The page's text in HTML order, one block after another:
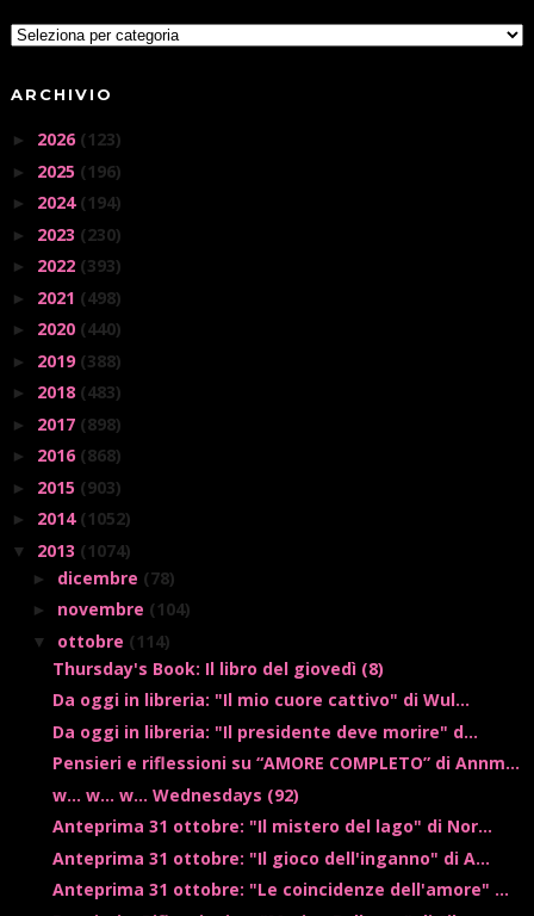
ARCHIVIO
► 2026 (123)
► 2025 (196)
► 2024 (194)
► 2023 (230)
► 2022 (393)
► 2021 (498)
► 2020 (440)
► 2019 (388)
► 2018 (483)
► 2017 (898)
► 2016 (868)
► 2015 (903)
► 2014 (1052)
▼ 2013 (1074)
► dicembre (78)
► novembre (104)
▼ ottobre (114)
Thursday's Book: Il libro del giovedì (8)
Da oggi in libreria: "Il mio cuore cattivo" di Wul...
Da oggi in libreria: "Il presidente deve morire" d...
Pensieri e riflessioni su “AMORE COMPLETO” di Annm...
w... w... w... Wednesdays (92)
Anteprima 31 ottobre: "Il mistero del lago" di Nor...
Anteprima 31 ottobre: "Il gioco dell'inganno" di A...
Anteprima 31 ottobre: "Le coincidenze dell'amore" ...